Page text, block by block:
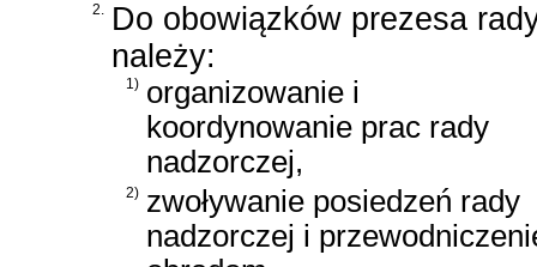
2. Do obowiązków prezesa
należy:
1) organizowanie i
koordynowanie prac rady
nadzorczej,
2) zwoływanie posiedzeń rady
nadzorczej i